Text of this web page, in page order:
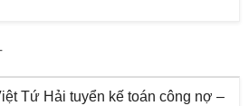
Tứ Hải tuyển kế toán công nợ –